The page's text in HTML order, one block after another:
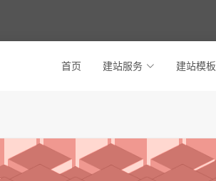
首页 建站服务 建站模板